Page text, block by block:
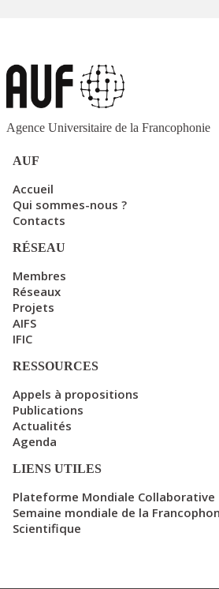
Agence Universitaire de la Francophonie
AUF
Accueil
Qui sommes-nous ?
Contacts
RÉSEAU
Membres
Réseaux
Projets
AIFS
IFIC
RESSOURCES
Appels à propositions
Publications
Actualités
Agenda
LIENS UTILES
Plateforme Mondiale Collaborative
Semaine mondiale de la
Scientifique